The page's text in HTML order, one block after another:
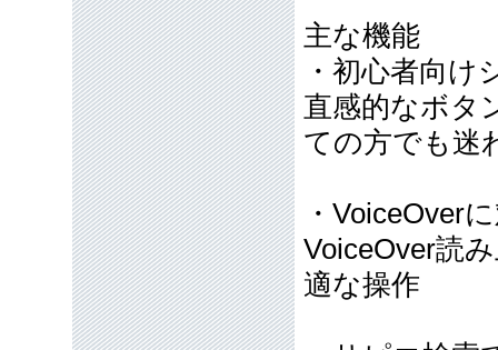
主な機能
・初心者向け
直感的なボタ
ての方でも迷
・VoiceOver
VoiceOver読
適な操作